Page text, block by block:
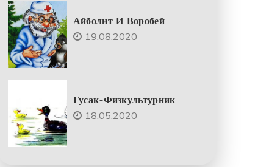
Айболит И Воробей
19.08.2020
Гусак-Физкультурник
18.05.2020